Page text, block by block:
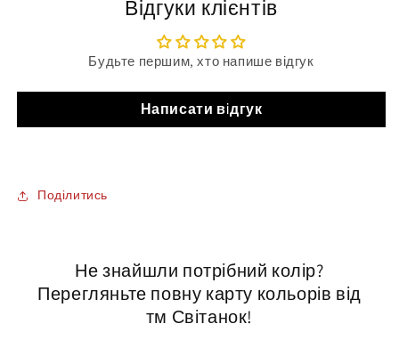
Відгуки клієнтів
Будьте першим, хто напише відгук
Написати відгук
Поділитись
Не знайшли потрібний колір?
Перегляньте повну карту кольорів від
тм Світанок!